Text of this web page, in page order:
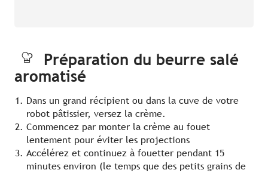
Préparation du beurre salé
aromatisé
Dans un grand récipient ou dans la cuve de votre
robot pâtissier, versez la crème.
Commencez par monter la crème au fouet
lentement pour éviter les projections
Accélérez et continuez à fouetter pendant 15
minutes environ (le temps que des petits grains de